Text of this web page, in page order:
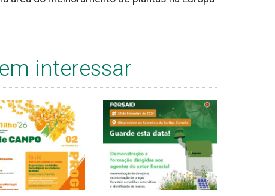
interessar